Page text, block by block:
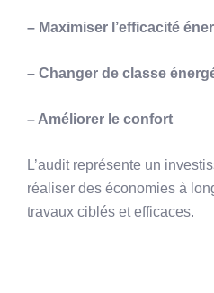
– Maximiser l’efficacité
– Changer de classe
– Améliorer le confort
L’audit représente un
réaliser des économies à
travaux ciblés et efficaces.